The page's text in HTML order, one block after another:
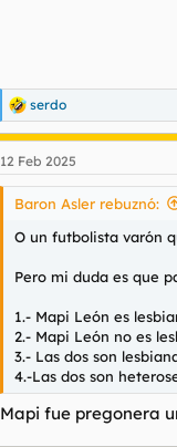
R
e
a
c
c
n
serdo
12 Feb 2025
Baron Asler rebuznó:
O un futbolista varón
Pero mi duda es que
1.- Mapi León es
2.- Mapi León no es
3.- Las dos son
4.-Las dos son
Mapi fue pregonera